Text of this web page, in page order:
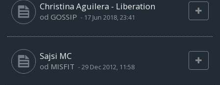
Christina Aguilera - Liberation
od GOSSIP - 17 Jun 2018, 23:41
Sajsi MC
od MISFIT -29 Dec 2012, 11:58